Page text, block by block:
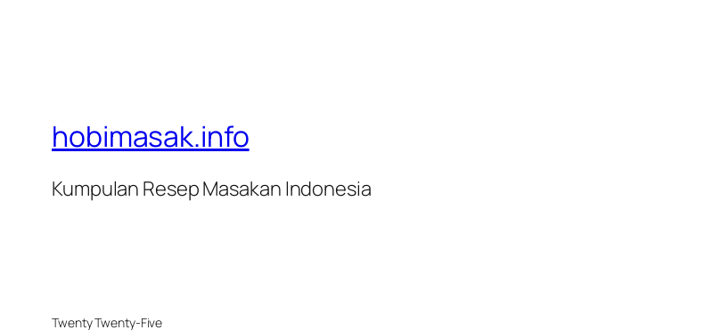
hobimasak.info
Kumpulan Resep Masakan Indonesia
Twenty Twenty-Five